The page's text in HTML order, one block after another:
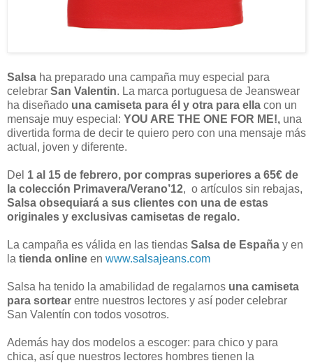
Salsa ha preparado una campaña muy especial para
celebrar San Valentin. La marca portuguesa de Jeanswear
ha diseñado una camiseta para él y otra para ella con un
mensaje muy especial: YOU ARE THE ONE FOR ME!, una
divertida forma de decir te quiero pero con una mensaje más
actual, joven y diferente.
Del 1 al 15 de febrero, por compras superiores a 65€ de
la colección Primavera/Verano’12, o artículos sin rebajas,
Salsa obsequiará a sus clientes con una de estas
originales y exclusivas camisetas de regalo.
La campaña es válida en las tiendas Salsa de España y en
la tienda online en www.salsajeans.com
Salsa ha tenido la amabilidad de regalarnos una camiseta
para sortear entre nuestros lectores y así poder celebrar
San Valentín con todos vosotros.
Además hay dos modelos a escoger: para chico y para
chica, así que nuestros lectores hombres tienen la